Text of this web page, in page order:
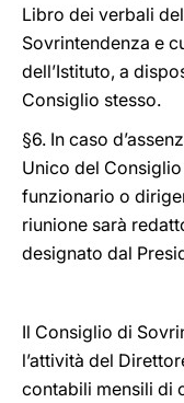
Libro dei verbali
Sovrintendenza e
dell’Istituto, a
Consiglio stesso.
§6. In caso
Unico del
funzionario o
riunione sarà
designato dal
Il Consiglio di
l’attività del
contabili mensili di